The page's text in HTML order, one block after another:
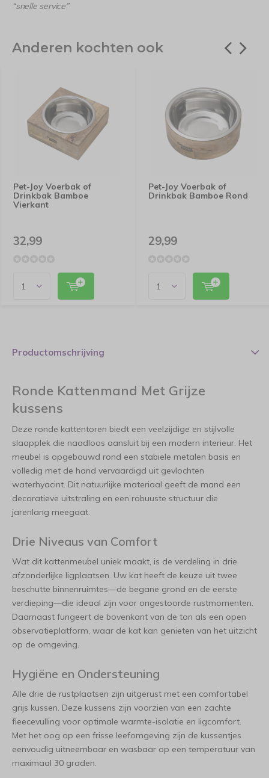
“snelle service”
Anderen kochten ook
Pet-Joy Voerbak of
Drinkbak Bamboe
Vierkant
32,99
Pet-Joy Voerbak of
Drinkbak Bamboe Rond
29,99
Productomschrijving
Ronde Kattenmand Met Grijze
kussens
Deze ronde kattentoren biedt een veelzijdige en stijlvolle
slaapplek die naadloos aansluit bij een modern interieur. Het
meubel is opgebouwd rond een stabiele metalen basis en
volledig met de hand vervaardigd uit gevlochten
waterhyacint. Dit natuurlijke materiaal geeft de mand een
decoratieve uitstraling en een robuuste structuur die
jarenlang meegaat.
Drie Niveaus van Comfort
Wat dit kattenmeubel uniek maakt, is de verdeling in drie
afzonderlijke ligplaatsen. Uw kat heeft de keuze uit twee
beschutte binnenruimtes—de begane grond en de eerste
verdieping—die ideaal zijn voor ongestoorde rustmomenten.
Daarnaast fungeert de bovenkant van de ton als een open
observatieplatform, waar de kat kan genieten van het uitzicht
op de omgeving.
Hygiëne en Ondersteuning
Alle drie de rustplaatsen zijn uitgerust met een comfortabel
grijs kussen. Deze kussens zijn voorzien van een zachte
fleecevulling voor optimale warmte-isolatie en ligcomfort.
Met het oog op een frisse leefomgeving zijn de kussentjes
eenvoudig uitneembaar en wasbaar op een temperatuur van
maximaal 30 graden.